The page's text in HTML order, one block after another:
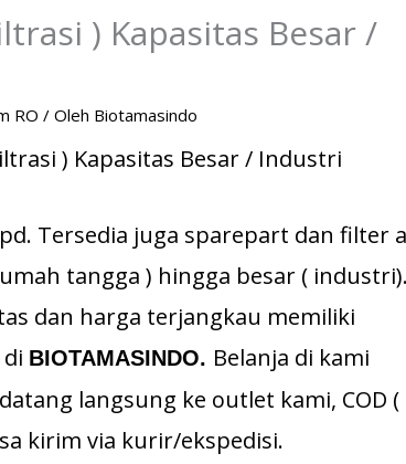
) Kapasitas Besar /
RO / Oleh Biotamasindo
) Kapasitas Besar / Industri
Tersedia juga sparepart dan filter
tangga ) hingga besar ( industri).
dan harga terjangkau memiliki
BIOTAMASINDO. Belanja di kami
langsung ke outlet kami, COD (
kirim via kurir/ekspedisi.